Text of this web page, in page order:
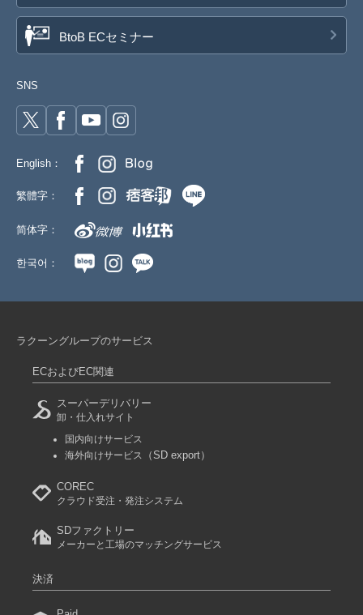
BtoB ECセミナー
SNS
English：
繁體字：
简体字：
한국어：
ラクーングループのサービス
ECおよびEC関連
スーパーデリバリー
卸・仕入れサイト
国内向けサービス
海外向けサービス
（SD export）
COREC
クラウド受注・発注システム
SDファクトリー
メーカーと工場のマッチングサービス
決済